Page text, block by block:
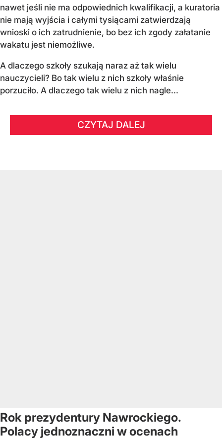
nawet jeśli nie ma odpowiednich kwalifikacji, a kuratoria
nie mają wyjścia i całymi tysiącami zatwierdzają
wnioski o ich zatrudnienie, bo bez ich zgody załatanie
wakatu jest niemożliwe.
A dlaczego szkoły szukają naraz aż tak wielu
nauczycieli? Bo tak wielu z nich szkoły właśnie
porzuciło. A dlaczego tak wielu z nich nagle...
CZYTAJ DALEJ
Rok prezydentury Nawrockiego.
Polacy jednoznaczni w ocenach